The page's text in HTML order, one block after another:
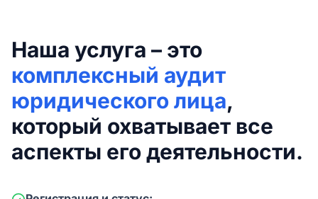
Наша услуга – это
комплексный аудит
юридического лица,
который охватывает все
аспекты его деятельности.